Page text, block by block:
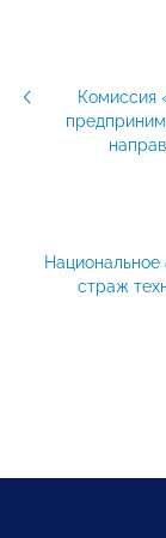
страж